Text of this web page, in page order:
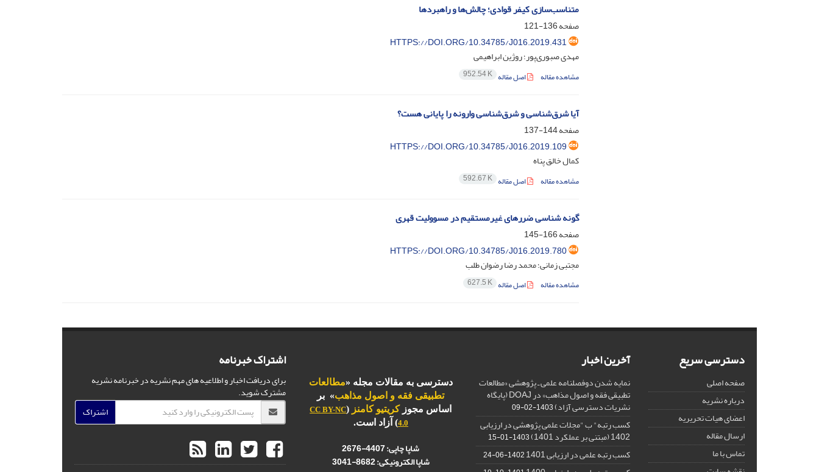
متناسب‌سازی کیفر قوادی؛ چالش‌ها و راهبردها
صفحه136-121
HTTPS://DOI.ORG/10.34785/J016.2019.431
مهدی صبوری‌پور؛ روژین ابراهیمی
مشاهده مقاله اصل مقاله 952.54 K
آیا شرق‌شناسی و شرق‌شناسی وارونه را پایانی هست؟
صفحه144-137
HTTPS://DOI.ORG/10.34785/J016.2019.109
کمال خالق پناه
مشاهده مقاله اصل مقاله 592.67 K
گونه شناسی ضررهای غیرمستقیم در مسوولیت قهری
صفحه166-145
HTTPS://DOI.ORG/10.34785/J016.2019.780
مجتبی زمانی؛ محمد رضا رضوان طلب
مشاهده مقاله اصل مقاله 627.5 K
دسترسی سریع
صفحه اصلی
درباره نشریه
اعضای هیات تحریریه
ارسال مقاله
تماس با ما
آخرین اخبار
نمایه شدن دوفصلنامه علمی ـ پژوهشی «مطالعات
تطبیقی فقه و اصول مذاهب» در DOAJ (پایگاه
نشریات دسترسی آزاد)1403-02-09
کسب رتبه" ب "مجلات علمی پژوهشی در ارزیابی
1402 (مبتنی بر عملکرد 1401) 1403-01-15
کسب رتبه علمی در ارزیابی 1401 1402-06-24
دسترسی به مقالات مجله «مطالعات
تطبیقی فقه و اصول مذاهب» بر
اساس مجوزکریتیو کامنز (
CC BY-NC
4.0) آزاد است.
شاپا چاپی:4407-2676
شاپا الکترونیکی:3041-8682
اشتراک خبرنامه
برای دریافت اخبار و اطلاعیه های مهم نشریه در خبرنامه نشریه
مشترک شوید.
اشتراک